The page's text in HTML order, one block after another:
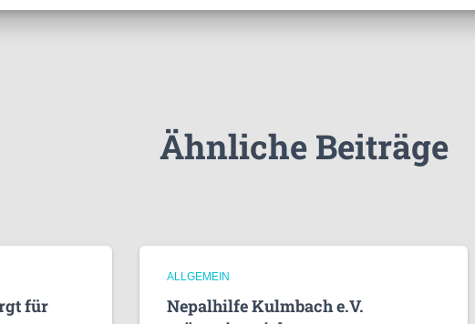
Ähnliche Beiträge
für
ALLGEMEIN
Nepalhilfe Kulmbach e.V.